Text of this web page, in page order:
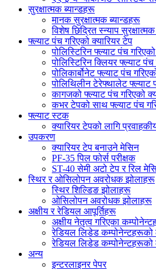
सुरक्षात्मक ब्यान्डहरू
मानक सुरक्षात्मक ब्यान्डहरू
विशेष छिद्रित स्न्याप
फ्ल्याट पंच गरिएको क्यारियर टेप
पोलिस्टिरिन फ्ल्याट पंच
पोलिस्टिरिन क्लियर फ्ल्याट पंच
पोलिकार्बोनेट फ्ल्याट पंच
पोलिथिलीन टेरेफ्थालेट फ्ल्याट
कागजको फ्ल्याट पंच गरिएको
कभर टेपको साथ फ्ल्याट पंच
फ्ल्याट स्टक
क्यारियर टेपको लागि
उपकरण
क्यारियर टेप बनाउने मेसिन
PF-35 पिल फोर्स परीक्षक
ST-40 सेमी अटो टेप र रिल
स्थिर र ओसिलोपन अवरोधक झोलाहरू
स्थिर शिल्डिङ झोलाहरू
ओसिलोपन अवरोधक झोलाहरू
अक्षीय र रेडियल आपूर्तिहरू
अक्षीय नेतृत्व गरिएका
रेडियल लिडेड कम्पोनेन्टहरूको
रेडियल लिडेड कम्पोनेन्टहरूको
अन्य
इन्टरलाइनर पेपर